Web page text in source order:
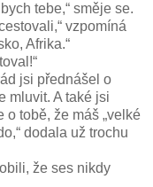
tebe,“ směje se.
vzpomíná
Afrika.“
jsi přednášel o
mluvit. A také jsi
tobě, že máš „velké
dodala už trochu
že ses nikdy